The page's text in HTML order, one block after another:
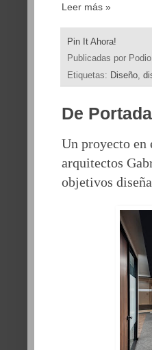
Leer más »
Pin It Ahora!
Publicadas por Podio
Etiquetas: Diseño,
De
Un proyecto
arquitectos
objetivos